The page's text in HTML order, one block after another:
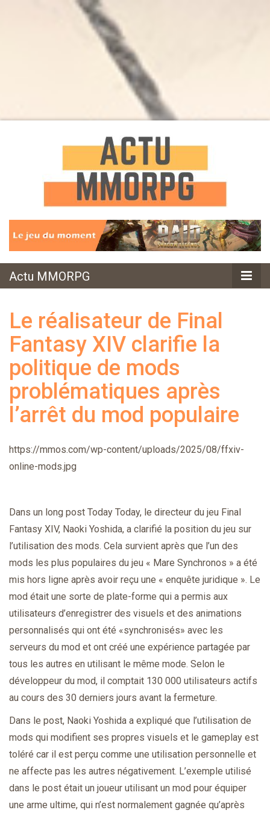
Actu
MMORPG
Actu MMORPG
Le réalisateur de Final
Fantasy XIV clarifie la
politique de mods
problématiques après
l’arrêt du mod populaire
https://mmos.com/wp-content/uploads/2025/08/ffxiv-
online-mods.jpg
Dans un long post Today Today, le directeur du jeu Final
Fantasy XIV, Naoki Yoshida, a clarifié la position du jeu sur
l’utilisation des mods. Cela survient après que l’un des
mods les plus populaires du jeu « Mare Synchronos » a été
mis hors ligne après avoir reçu une « enquête juridique ». Le
mod était une sorte de plate-forme qui a permis aux
utilisateurs d’enregistrer des visuels et des animations
personnalisés qui ont été «synchronisés» avec les
serveurs du mod et ont créé une expérience partagée par
tous les autres en utilisant le même mode. Selon le
développeur du mod, il comptait 130 000 utilisateurs actifs
au cours des 30 derniers jours avant la fermeture.
Dans le post, Naoki Yoshida a expliqué que l’utilisation de
mods qui modifient ses propres visuels et le gameplay est
toléré car il est perçu comme une utilisation personnelle et
ne affecte pas les autres négativement. L’exemple utilisé
dans le post était un joueur utilisant un mod pour équiper
une arme ultime, qui n’est normalement gagnée qu’après